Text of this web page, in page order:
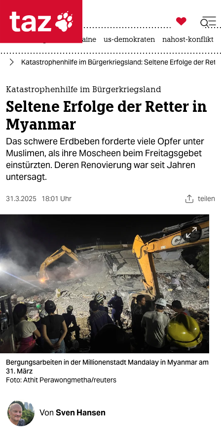
 taz zahl ich
taz zahl ich
themen
politik
öko
gesellschaft
kultur
sport
nord
wahrheit
verlag
verlag
veranstaltungen
shop
fragen & hilfe
unterstützen
abo
genossenschaft

taz zahl ich
krieg in der ukraine us-demokraten nahost-konflikt
Katastrophenhilfe im Bürgerkriegsland: Seltene Erfolge der
Katastrophenhilfe im Bürgerkriegsland
Seltene Erfolge der Retter in
Myanmar
Das schwere Erdbeben forderte viele Opfer unter
Muslimen, als ihre Moscheen beim Freitagsgebet
einstürzten. Deren Renovierung war seit Jahren
untersagt.
31.3.2025 18:01 Uhr teilen
Bergungsarbeiten in der Millionenstadt Mandalay in Myanmar am
31. März
Foto: Athit Perawongmetha/reuters
Von Sven Hansen